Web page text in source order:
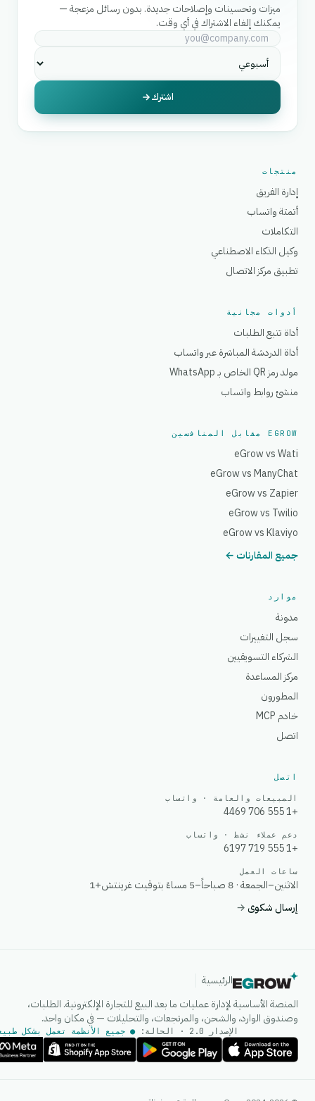
ميزات وتحسينات وإصلاحات جديدة. بدون رسائل مزعجة —
يمكنك إلغاء الاشتراك في أي وقت.
اشترك
منتجات
إدارة الفريق
أتمتة واتساب
التكاملات
وكيل الذكاء الاصطناعي
تطبيق مركز الاتصال
أدوات مجانية
أداة تتبع الطلبات
أداة الدردشة المباشرة عبر واتساب
مولد رمز QR الخاص بـ WhatsApp
منشئ روابط واتساب
EGROW مقابل المنافسين
eGrow vs Wati
eGrow vs ManyChat
eGrow vs Zapier
eGrow vs Twilio
eGrow vs Klaviyo
جميع المقارنات ←
موارد
مدونة
سجل التغييرات
الشركاء التسويقيين
مركز المساعدة
المطورون
خادم MCP
اتصل
اتصل
المبيعات والعامة · واتساب
+1 555 706 4469
دعم عملاء نشط · واتساب
+1 555 719 6197
ساعات العمل
الاثنين–الجمعة · 8 صباحاً–5 مساءً بتوقيت غرينتش+1
إرسال شكوى→
الرئيسية
المنصة الأساسية لإدارة عمليات ما بعد البيع للتجارة الإلكترونية. الطلبات،
وصندوق الوارد، والشحن، والمرتجعات، والتحليلات — في مكان واحد.
الإصدار 2.0 · الحالة: ● جميع الأنظمة تعمل بشكل